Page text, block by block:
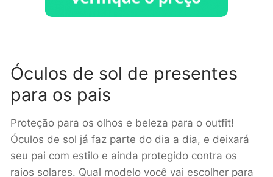
Óculos de sol de presentes
para os pais
Proteção para os olhos e beleza para o outfit!
Óculos de sol já faz parte do dia a dia, e deixará
seu pai com estilo e ainda protegido contra os
raios solares. Qual modelo você vai escolher para